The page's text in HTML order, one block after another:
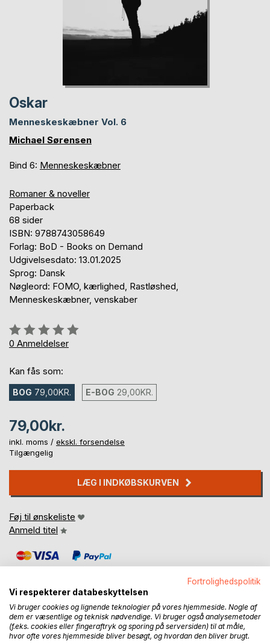
Oskar
Menneskeskæbner Vol. 6
Michael Sørensen
Bind 6: Menneskeskæbner
Romaner & noveller
Paperback
68 sider
ISBN: 9788743058649
Forlag: BoD - Books on Demand
Udgivelsesdato: 13.01.2025
Sprog: Dansk
Nøgleord: FOMO, kærlighed, Rastløshed,
Menneskeskæbner, venskaber
Anmeldelse::
0%
0 Anmeldelser
Kan fås som:
BOG 79,00KR. E-BOG 29,00KR.
79,00kr.
inkl. moms / ekskl. forsendelse
Tilgængelig
LÆG I INDKØBSKURVEN
Føj til ønskeliste
Anmeld titel
BESKRIVELSE
Fortrolighedspolitik
Vi respekterer databeskyttelsen
Vi bruger cookies og lignende teknologier på vores hjemmeside. Nogle af
dem er væsentlige og teknisk nødvendige. Vi bruger også analysemetoder
(f.eks. cookies eller fingeraftryk og sporing på serversiden) til at måle,
hvor ofte vores hjemmeside bliver besøgt, og hvordan den bliver brugt.